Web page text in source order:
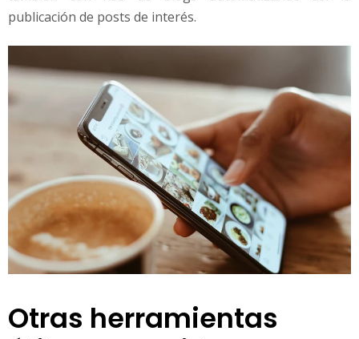
publicación de posts de interés.
Otras herramientas